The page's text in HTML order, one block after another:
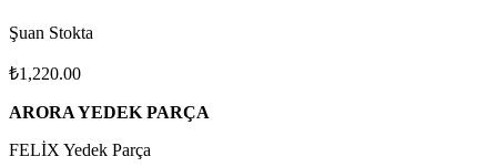
Şuan Stokta
₺1,220.00
ARORA YEDEK PARÇA
FELİX Yedek Parça